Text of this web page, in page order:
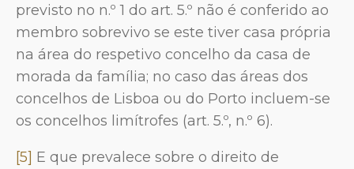
previsto no n.º 1 do art. 5.º não é conferido ao
membro sobrevivo se este tiver casa própria
na área do respetivo concelho da casa de
morada da família; no caso das áreas dos
concelhos de Lisboa ou do Porto incluem-se
os concelhos limítrofes (art. 5.º, n.º 6).
[5] E que prevalece sobre o direito de